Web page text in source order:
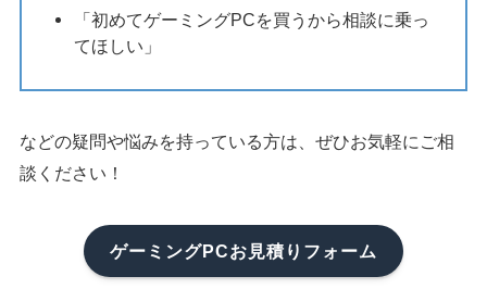
「初めてゲーミングPCを買うから相談に乗っ
てほしい」
などの疑問や悩みを持っている方は、ぜひお気軽にご相
談ください！
ゲーミングPCお見積りフォーム